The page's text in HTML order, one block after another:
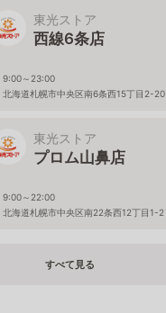
東光ストア
西線6条店
9:00～23:00
北海道札幌市中央区南6条西15丁目2-20
東光ストア
プロム山鼻店
9:00～22:00
北海道札幌市中央区南22条西12丁目1-2
すべて見る